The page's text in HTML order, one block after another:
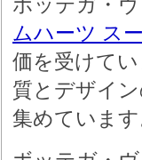
ムハーツ ス
価を受けて
質とデザイ
集めています